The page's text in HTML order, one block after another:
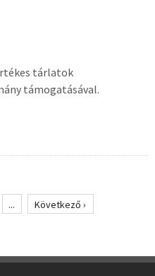
tárlatok
támogatásával.
... Következő ›